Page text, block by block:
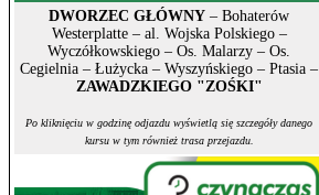
DWORZEC GŁÓWNY – Bohaterów
Westerplatte – al. Wojska Polskiego –
Wyczółkowskiego – Os. Malarzy – Os.
Cegielnia – Łużycka – Wyszyńskiego – Ptasia –
ZAWADZKIEGO "ZOŚKI"
Po kliknięciu w godzinę odjazdu wyświetlą się szczegóły danego
kursu w tym również trasa przejazdu.